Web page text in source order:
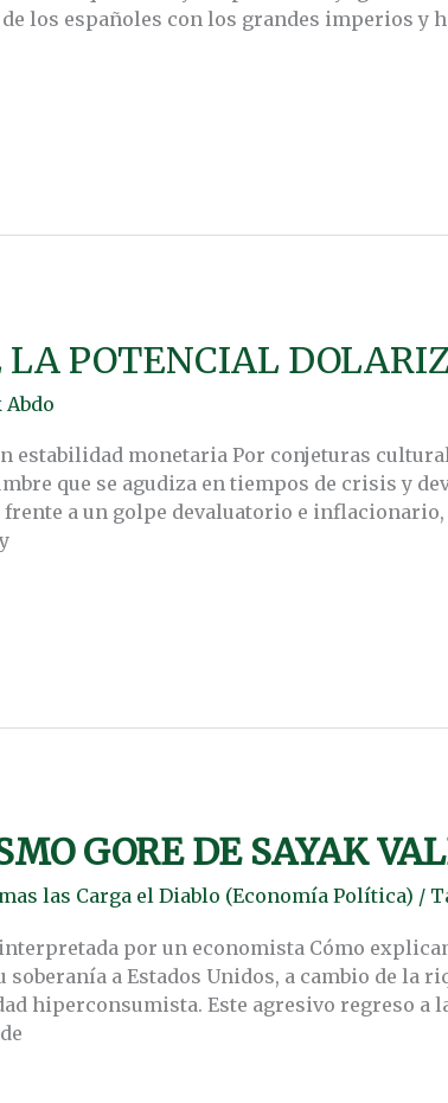
los españoles con los grandes imperios y
LA POTENCIAL
estabilidad monetaria Por conjeturas
que se agudiza en tiempos de crisis y
a un golpe devaluatorio e
GORE DE SAYAK
las Carga el Diablo (Economía Política) /
por un economista Cómo
a Estados Unidos, a cambio de la
hiperconsumista. Este agresivo regreso a